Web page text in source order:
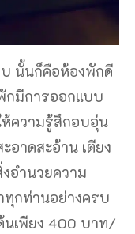
นั้นก็คือห้องพักดี
กมีการออกแบบ
ความรู้สึกอบอุ่น
อาดสะอ้าน เตียง
อำนวยความ
กท่านอย่างครบ
นเพียง 400 บาท/